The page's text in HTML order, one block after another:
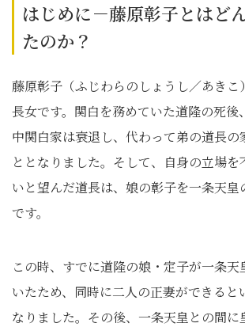
はじめに－藤原彰子とはど
たのか？
藤原彰子（ふじわらのしょうし／あきこ
長女です。関白を務めていた道隆の死後
中関白家は衰退し、代わって弟の道長の
ととなりました。そして、自身の立場を
いと望んだ道長は、娘の彰子を一条天皇
です。
この時、すでに道隆の娘・定子が一条天
いたため、同時に二人の正妻ができると
なりました。その後、一条天皇との間